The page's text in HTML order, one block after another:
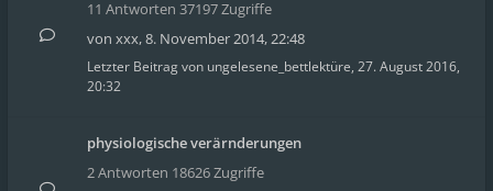
11 Antworten 37197 Zugriffe
von xxx,8. November 2014, 22:48
Letzter Beitrag von ungelesene_bettlektüre, 27. August 2016,
20:32
physiologische verärnderungen
2 Antworten 18626 Zugriffe